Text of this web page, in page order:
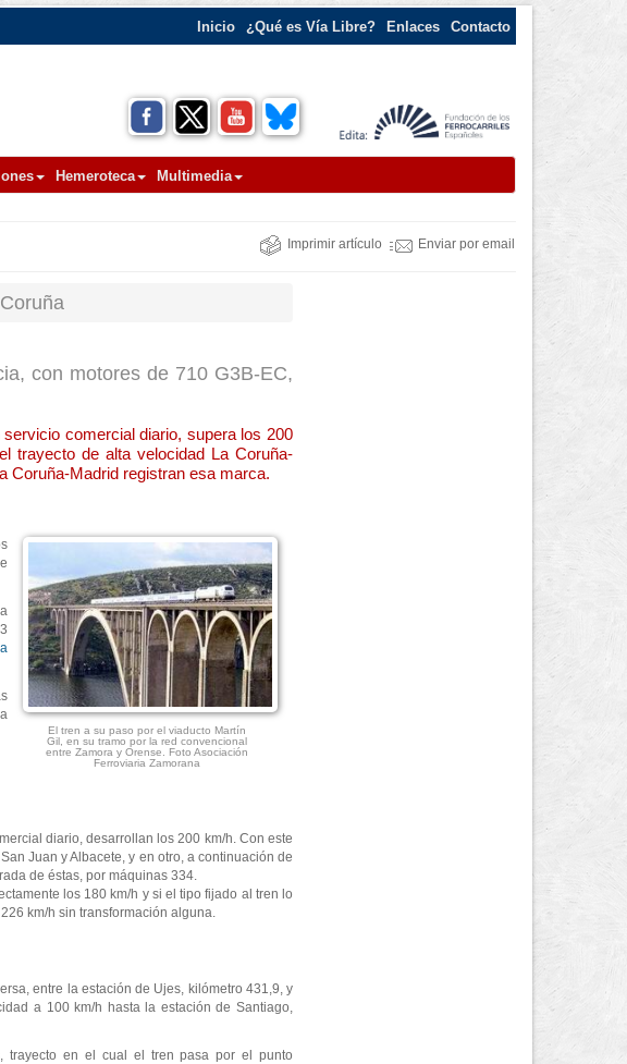
Inicio ¿Qué es Vía Libre? Enlaces Contacto
Hemeroteca Multimedia
Imprimir artículo Enviar por email
con motores de 710 G3B-EC,
comercial diario, supera los 200
trayecto de alta velocidad La Coruña-
Coruña-Madrid registran esa marca.
El tren a su paso por el viaducto Martín
Gil, en su tramo por la red convencional
entre Zamora y Orense. Foto Asociación
Ferroviaria Zamorana
diario, desarrollan los 200 km/h. Con este
Juan y Albacete, y en otro, a continuación de
de éstas, por máquinas 334.
los 180 km/h y si el tipo fijado al tren lo
km/h sin transformación alguna.
entre la estación de Ujes, kilómetro 431,9, y
a 100 km/h hasta la estación de Santiago,
trayecto en el cual el tren pasa por el punto